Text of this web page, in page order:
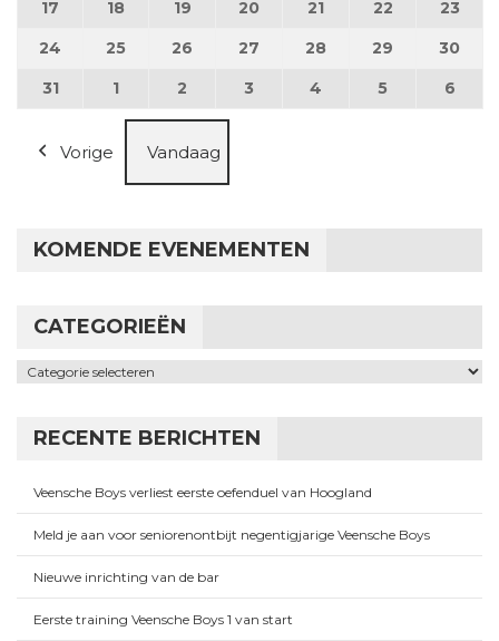
17 17 augustus 2026
18 18 augustus 2026
19 19 augustus 2026
20 20 augustus 2026
21 21 augustus 2026
22 22 23
24 24 augustus 2026
25 25 augustus 2026
26 26 augustus 2026
27 27 augustus 2026
28 28 augustus 2026
29 29 30
3131 augustus 2026
1 1 september 2026
2 2 september 2026
3 3 september 2026
4 4 september 2026
5 5 6
Vorige Vandaag
KOMENDE EVENEMENTEN
CATEGORIEËN
Categorieën
RECENTE BERICHTEN
Veensche Boys verliest eerste oefenduel van Hoogland
Meld je aan voor seniorenontbijt negentigjarige Veensche Boys
Nieuwe inrichting van de bar
Eerste training Veensche Boys 1 van start